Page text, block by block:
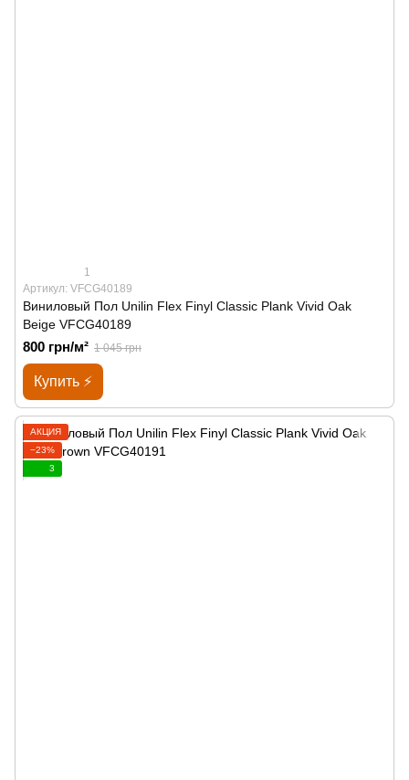
1
Артикул: VFCG40189
Виниловый Пол Unilin Flex Finyl Classic Plank Vivid Oak
Beige VFCG40189
800 грн/м² 1 045 грн
Купить ⚡
АКЦИЯ
−23%
3